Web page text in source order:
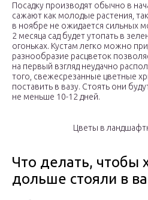
Посадку производят обычно в
сажают как молодые растения,
в ноябре не ожидается сильных
2 месяца сад будет утопать в
огоньках. Кустам легко можно
разнообразие расцветок
на первый взгляд неудачно
того, свежесрезанные цветные
поставить в вазу. Стоять они
не меньше 10-12 дней.
Цветы в
Что делать, чтобы
дольше стояли в